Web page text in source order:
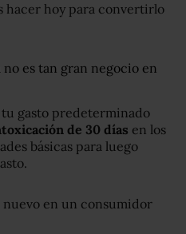
hacer hoy para convertirlo
es tan gran negocio en
gasto predeterminado
de 30 días en los
básicas para luego
en un consumidor